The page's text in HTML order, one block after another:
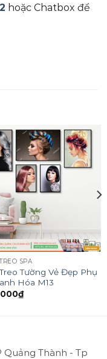
hoặc Chatbox để
SPA
Tường Vẻ Đẹp Phụ
Hóa M13
₫
Quảng Thành - Tp